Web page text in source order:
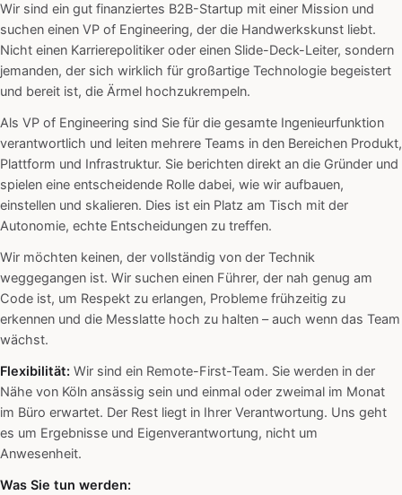
Wir sind ein gut finanziertes B2B-Startup mit einer Mission und
suchen einen VP of Engineering, der die Handwerkskunst liebt.
Nicht einen Karrierepolitiker oder einen Slide-Deck-Leiter, sondern
jemanden, der sich wirklich für großartige Technologie begeistert
und bereit ist, die Ärmel hochzukrempeln.
Als VP of Engineering sind Sie für die gesamte Ingenieurfunktion
verantwortlich und leiten mehrere Teams in den Bereichen Produkt,
Plattform und Infrastruktur. Sie berichten direkt an die Gründer und
spielen eine entscheidende Rolle dabei, wie wir aufbauen,
einstellen und skalieren. Dies ist ein Platz am Tisch mit der
Autonomie, echte Entscheidungen zu treffen.
Wir möchten keinen, der vollständig von der Technik
weggegangen ist. Wir suchen einen Führer, der nah genug am
Code ist, um Respekt zu erlangen, Probleme frühzeitig zu
erkennen und die Messlatte hoch zu halten – auch wenn das Team
wächst.
Flexibilität: Wir sind ein Remote-First-Team. Sie werden in der
Nähe von Köln ansässig sein und einmal oder zweimal im Monat
im Büro erwartet. Der Rest liegt in Ihrer Verantwortung. Uns geht
es um Ergebnisse und Eigenverantwortung, nicht um
Anwesenheit.
Was Sie tun werden: